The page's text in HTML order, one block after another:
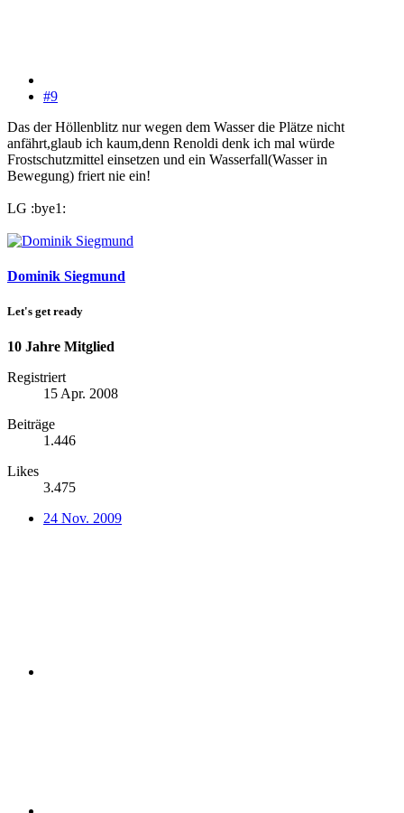
#9
Das der Höllenblitz nur wegen dem Wasser die Plätze nicht
anfährt,glaub ich kaum,denn Renoldi denk ich mal würde
Frostschutzmittel einsetzen und ein Wasserfall(Wasser in
Bewegung) friert nie ein!
LG :bye1:
Dominik Siegmund
Let's get ready
10 Jahre Mitglied
Registriert
15 Apr. 2008
Beiträge
1.446
Likes
3.475
24 Nov. 2009